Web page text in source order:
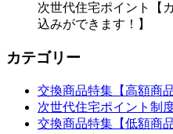
次世代住宅ポイント【
込みができます！】
カテゴリー
交換商品特集【高額商品
次世代住宅ポイント制
交換商品特集【低額商品